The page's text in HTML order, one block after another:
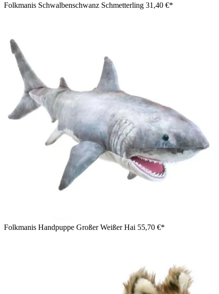
Folkmanis Schwalbenschwanz Schmetterling 31,40 €*
Folkmanis Handpuppe Großer Weißer Hai 55,70 €*